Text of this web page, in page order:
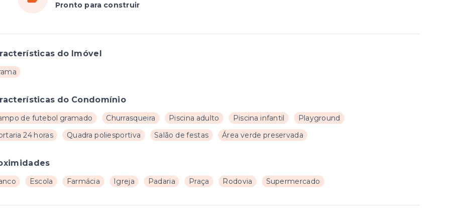
Pronto para construir
do Imóvel
do Condomínio
de futebol gramado Churrasqueira Piscina adulto Piscina infantil
Playground
24 horas
Quadra poliesportiva Salão de festas Área verde preservada
Escola Farmácia Igreja Padaria Praça Rodovia Supermercado